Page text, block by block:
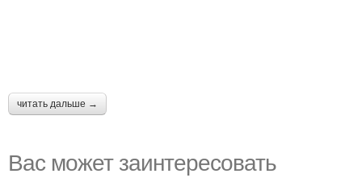
читать дальше →
Вас может заинтересовать